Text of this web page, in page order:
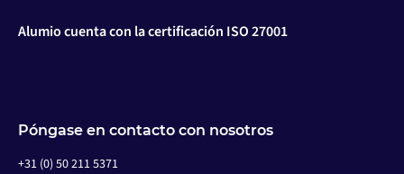
Alumio cuenta con la certificación ISO 27001
Póngase en contacto con nosotros
+31 (0) 50 211 5371